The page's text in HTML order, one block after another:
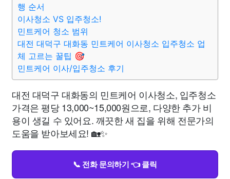
행 순서
이사청소 VS 입주청소!
민트케어 청소 범위
대전 대덕구 대화동 민트케어 이사청소 입주청소 업
체 고르는 꿀팁 🎯
민트케어 이사/입주청소 후기
대전 대덕구 대화동의 민트케어 이사청소, 입주청소
가격은 평당 13,000~15,000원으로, 다양한 추가 비
용이 생길 수 있어요. 깨끗한 새 집을 위해 전문가의
도움을 받아보세요! 🏡✨
📞 전화 문의하기 👈 클릭